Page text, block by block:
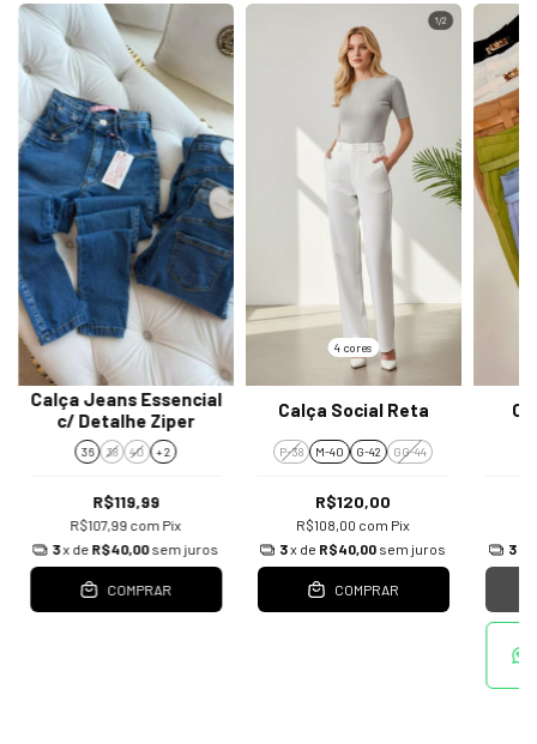
Calça Jeans Essencial
c/ Detalhe Ziper
36 38 40 + 2
R$119,99
R$107,99 com Pix
3x de R$40,00sem juros
COMPRAR
4 cores
Calça Social Reta
P-38 M-40 G-42 GG-44
R$120,00
R$108,00 com Pix
3 x de R$40,00 sem juros
COMPRAR
3